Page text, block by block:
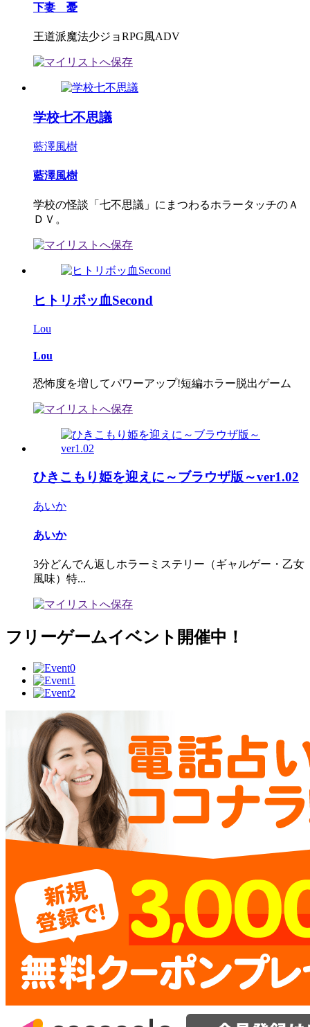
下妻 憂
王道派魔法少ジョRPG風ADV
学校七不思議
藍澤風樹
藍澤風樹
学校の怪談「七不思議」にまつわるホラータッチのＡ
ＤＶ。
ヒトリボッ血Second
Lou
Lou
恐怖度を増してパワーアップ!短編ホラー脱出ゲーム
ひきこもり姫を迎えに～ブラウザ版～ver1.02
あいか
あいか
3分どんでん返しホラーミステリー（ギャルゲー・乙女
風味）特...
フリーゲームイベント開催中！